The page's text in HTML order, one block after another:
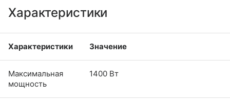
Характеристики
Характеристики Значение
Максимальная
мощность
1400 Вт